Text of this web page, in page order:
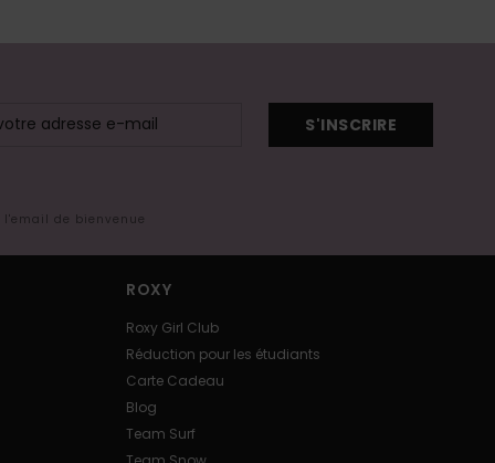
S'INSCRIRE
de bienvenue
ROXY
Roxy Girl Club
Réduction pour les étudiants
Carte Cadeau
Blog
Team Surf